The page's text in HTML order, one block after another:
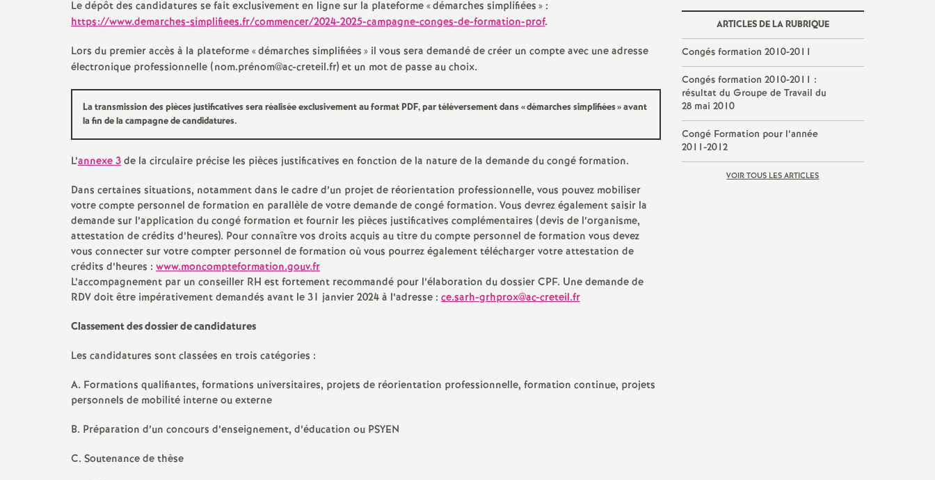
e
m
e
n
t
s
d
e
e
c
o
Le dépôt des candidatures se fait exclusivement en ligne sur la plateforme «démarches simplifiées» :
https://www.demarches-simplifiees.fr/commencer/2024-2025-campagne-conges-de-formation-prof.
Lors du premier accès à la plateforme «démarches simplifiées» il vous sera demandé de créer un compte avec une adresse
électronique professionnelle (nom.prénom@ac-creteil.fr) et un mot de passe au choix.
La transmission des pièces justificatives sera réalisée exclusivement au formatPDF, par téléversement dans «démarches simplifiées» avant
la fin de la campagne de candidatures.
L’annexe 3de la circulaire précise les pièces justificatives en fonction de la nature de la demande du congé formation.
Dans certaines situations, notamment dans le cadre d’un projet de réorientation professionnelle, vous pouvez mobiliser
votre compte personnel de formation en parallèle de votre demande de congé formation. Vous devrez également saisir la
demande sur l’application du congé formation et fournir les pièces justificatives complémentaires (devis de l’organisme,
attestation de crédits d’heures). Pour connaître vos droits acquis au titre du compte personnel de formation vous devez
vous connecter sur votre compter personnel de formation où vous pourrez également télécharger votre attestation de
crédits d’heures : www.moncompteformation.gouv.fr
L’accompagnement par un conseiller RH est fortement recommandé pour l’élaboration du dossierCPF. Une demande de
RDVdoit être impérativement demandés avant le 31 janvier 2024 à l’adresse : ce.sarh-grhprox@ac-creteil.fr
Classement des dossier de candidatures
Les candidatures sont classées en trois catégories :
A. Formations qualifiantes, formations universitaires, projets de réorientation professionnelle, formation continue, projets
personnels de mobilité interne ou externe
B. Préparation d’un concours d’enseignement, d’éducation ou PSYEN
C. Soutenance de thèse
ARTICLES DE LA RUBRIQUE
Congés formation 2010-2011
Congés formation 2010-2011 :
résultat du Groupe de Travail du
28 mai 2010
Congé Formation pour l’année
2011-2012
VOIR TOUS LES ARTICLES